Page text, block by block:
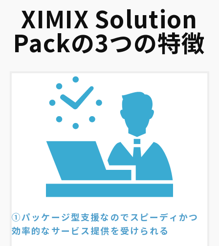
XIMIX Solution
Packの3つの特徴
①パッケージ型支援なのでスピーディかつ
効率的なサービス提供を受けられる